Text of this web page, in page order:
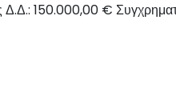
150.000,00 €